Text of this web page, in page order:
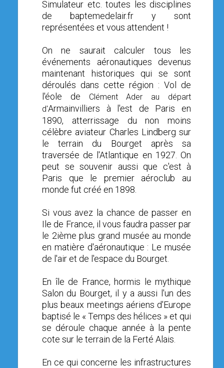
OPEN SUBMENU (SIMULATEUR)
SIMULATEUR
OPEN SUBMENU (DRÔNE)
DRÔNE
Simulateur etc. toutes les disciplines
de baptemedelair.fr y sont
représentées et vous attendent !
On ne saurait calculer tous les
événements aéronautiques devenus
maintenant historiques qui se sont
déroulés dans cette région : Vol de
l'éole de
Clément Ader au départ
d'Armainvilliers à l'est de Paris en
1890, atterrissage du non moins
célèbre aviateur Charles Lindberg sur
le terrain du Bourget après sa
traversée de l'Atlantique en 1927. On
peut se souvenir aussi que c'est à
Paris que le premier aéroclub au
monde fut créé en 1898.
Si vous avez la chance de passer en
Ile de France, il vous faudra passer par
le 2ième plus grand musée au monde
en matière d'aéronautique : Le musée
de l'air et de l'espace du Bourget.
En île de France, hormis le mythique
Salon du Bourget, il y a aussi l'un des
plus beaux meetings aériens d'Europe
baptisé le « Temps des hélices » et qui
se déroule chaque année à la pente
cote sur le terrain de la Ferté Alais.
En ce qui concerne les infrastructures